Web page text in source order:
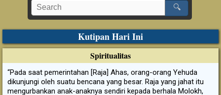
🔍
Kutipan Hari Ini
Spiritualitas
“Pada saat pemerintahan [Raja] Ahas, orang-orang Yehuda
dikunjungi oleh suatu bencana yang besar. Raja yang jahat itu
mengurbankan anak-anaknya sendiri kepada berhala Molokh,